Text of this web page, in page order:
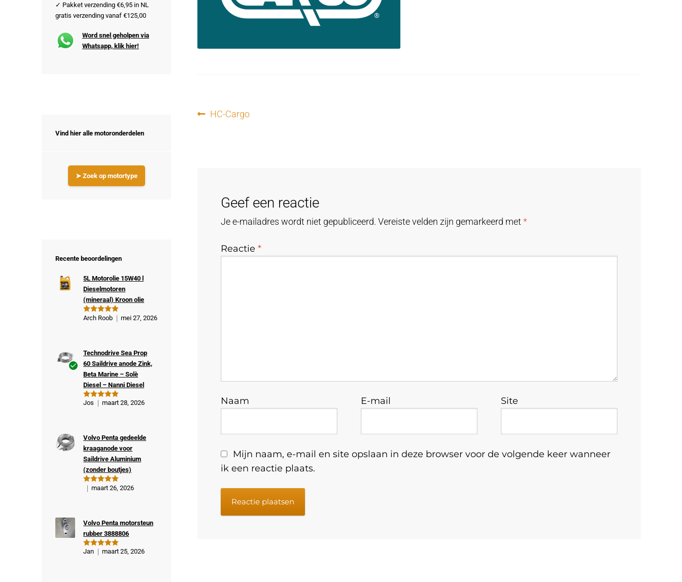
Bericht
Vorig
HC-Cargo
Geef een reactie
Je e-mailadres wordt niet gepubliceerd. Vereiste velden zijn gemarkeerd met*
Reactie*
Naam E-mail Site
Mijn naam, e-mail en site opslaan in deze browser voor de volgende keer wanneer
ik een reactie plaats.
✓ Pakket verzending €6,95 in NL
gratis verzending vanaf €125,00
Word snel geholpen via
Whatsapp, klik hier!
Vind hier alle motoronderdelen
➤ Zoek op motortype
Recente beoordelingen
Gewaardeer
5L Motorolie 15W40 l
Dieselmotoren
(mineraal) Kroon olie
Arch Roob mei 27, 2026
Gewaardeer
Technodrive Sea Prop
60 Saildrive anode Zink,
Beta Marine – Solè
Diesel – Nanni Diesel
Jos maart 28, 2026
Gewaardeer
Volvo Penta gedeelde
kraaganode voor
Saildrive Aluminium
(zonder boutjes)
maart 26, 2026
Gewaardeer
Volvo Penta motorsteun
rubber 3888806
Jan maart 25, 2026